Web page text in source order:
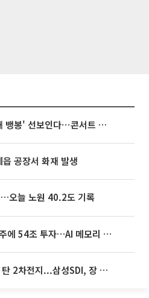
빅뱅, 20주년 기념 '새 뱅봉' 선보인다⋯콘서트 앞두고 팝업 개최
공장서 화재 발생
오늘 노원 40.2도 기록
SK하이닉스, 용인·청주에 54조 투자…AI 메모리 생산기지 키운다
[특징주] 반도체 온기 탄 2차전지...삼성SDI, 장 초반 7% 넘게 껑충